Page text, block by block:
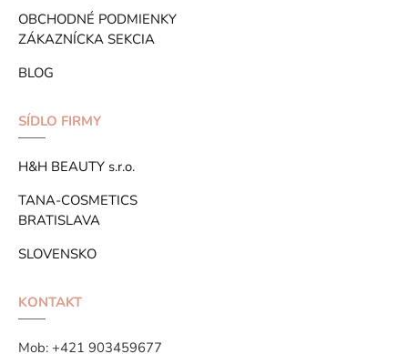
OBCHODNÉ PODMIENKY
ZÁKAZNÍCKA SEKCIA
BLOG
SÍDLO FIRMY
H&H BEAUTY s.r.o.
TANA-COSMETICS
BRATISLAVA
SLOVENSKO
KONTAKT
Mob: +421 903459677